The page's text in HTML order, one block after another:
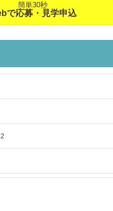
簡単30秒
で応募・見学申込